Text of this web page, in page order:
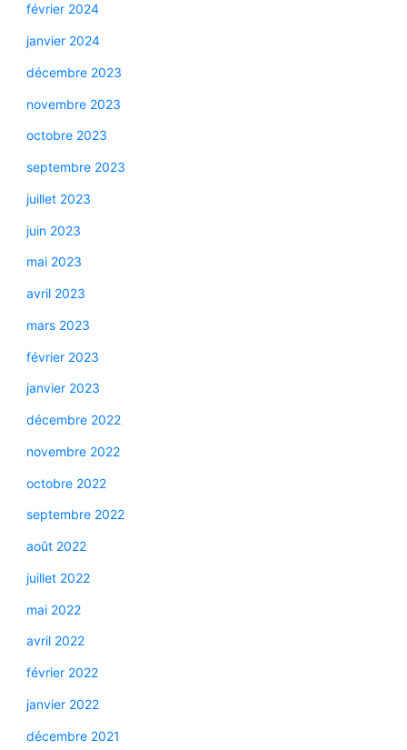
février 2024
janvier 2024
décembre 2023
novembre 2023
octobre 2023
septembre 2023
juillet 2023
juin 2023
mai 2023
avril 2023
mars 2023
février 2023
janvier 2023
décembre 2022
novembre 2022
octobre 2022
septembre 2022
août 2022
juillet 2022
mai 2022
avril 2022
février 2022
janvier 2022
décembre 2021